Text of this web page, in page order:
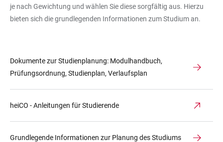
je nach Gewichtung und wählen Sie diese sorgfältig aus. Hierzu
bieten sich die grundlegenden Informationen zum Studium an.
Dokumente zur Studienplanung: Modulhandbuch,
Prüfungsordnung, Studienplan, Verlaufsplan
heiCO - Anleitungen für Studierende
Grundlegende Informationen zur Planung des Studiums